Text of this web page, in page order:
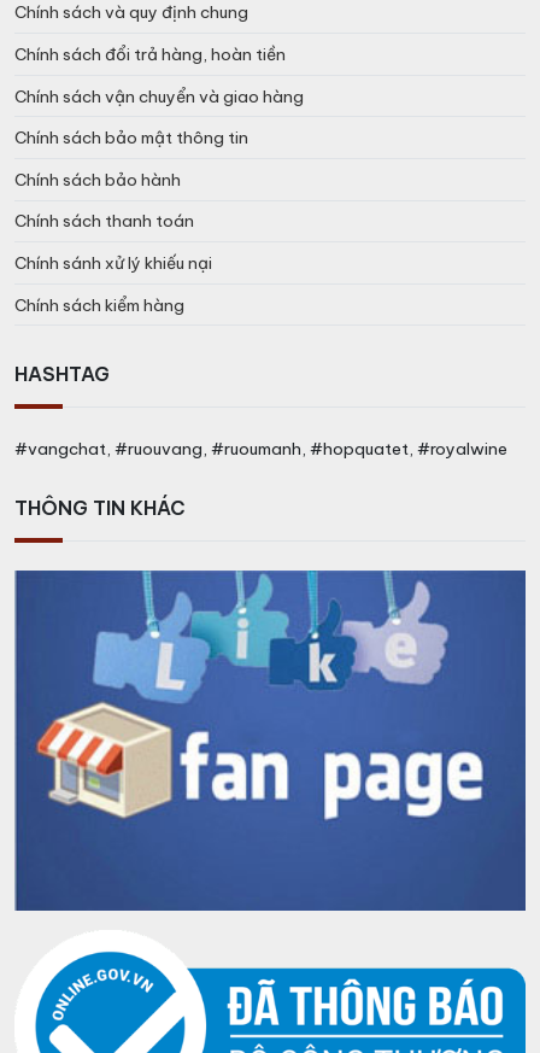
Chính sách và quy định chung
Chính sách đổi trả hàng, hoàn tiền
Chính sách vận chuyển và giao hàng
Chính sách bảo mật thông tin
Chính sách bảo hành
Chính sách thanh toán
Chính sánh xử lý khiếu nại
Chính sách kiểm hàng
HASHTAG
#vangchat, #ruouvang, #ruoumanh, #hopquatet, #royalwine
THÔNG TIN KHÁC